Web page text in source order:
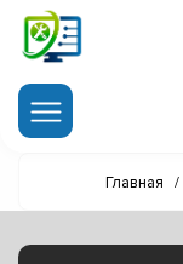
Главная /